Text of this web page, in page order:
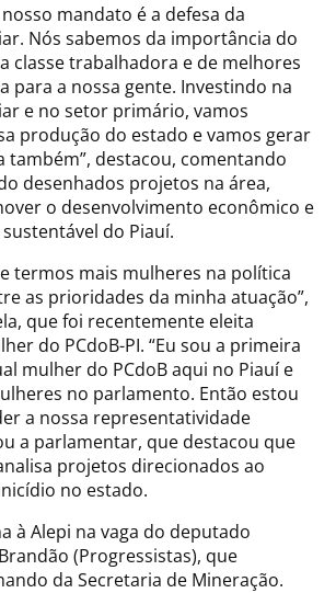
mandato é a defesa da
Nós sabemos da importância do
classe trabalhadora e de melhores
para a nossa gente. Investindo na
e no setor primário, vamos
produção do estado e vamos gerar
também”, destacou, comentando
desenhados projetos na área,
o desenvolvimento econômico e
do Piauí.
termos mais mulheres na política
as prioridades da minha atuação”,
que foi recentemente eleita
do PCdoB-PI. “Eu sou a primeira
mulher do PCdoB aqui no Piauí e
no parlamento. Então estou
a nossa representatividade
a parlamentar, que destacou que
projetos direcionados ao
no estado.
à Alepi na vaga do deputado
(Progressistas), que
da Secretaria de Mineração.